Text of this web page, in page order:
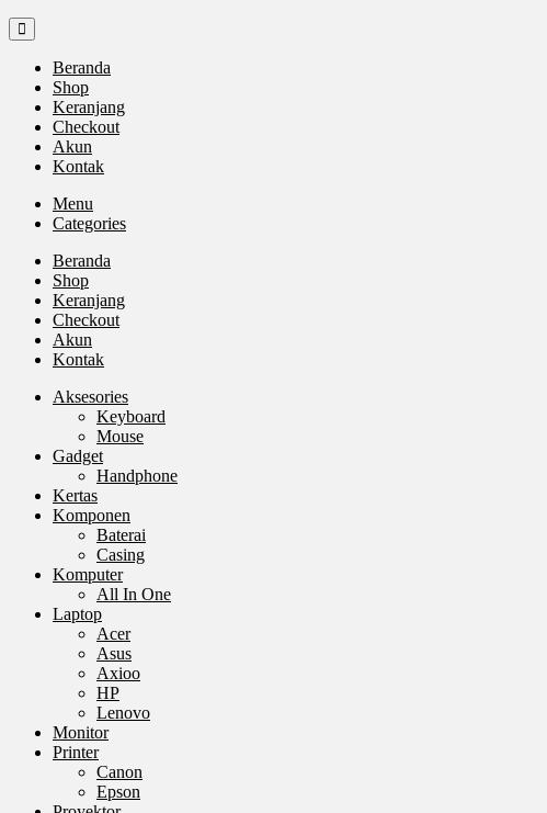
Beranda
Shop
Keranjang
Checkout
Akun
Kontak
Menu
Categories
Beranda
Shop
Keranjang
Checkout
Akun
Kontak
Aksesories
Keyboard
Mouse
Gadget
Handphone
Kertas
Komponen
Baterai
Casing
Komputer
All In One
Laptop
Acer
Asus
Axioo
HP
Lenovo
Monitor
Printer
Canon
Epson